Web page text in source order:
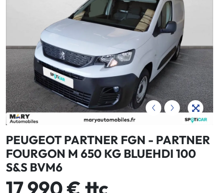
‹ ›
PEUGEOT PARTNER FGN - PARTNER
FOURGON M 650 KG BLUEHDI 100
S&S BVM6
17 990 € ttc